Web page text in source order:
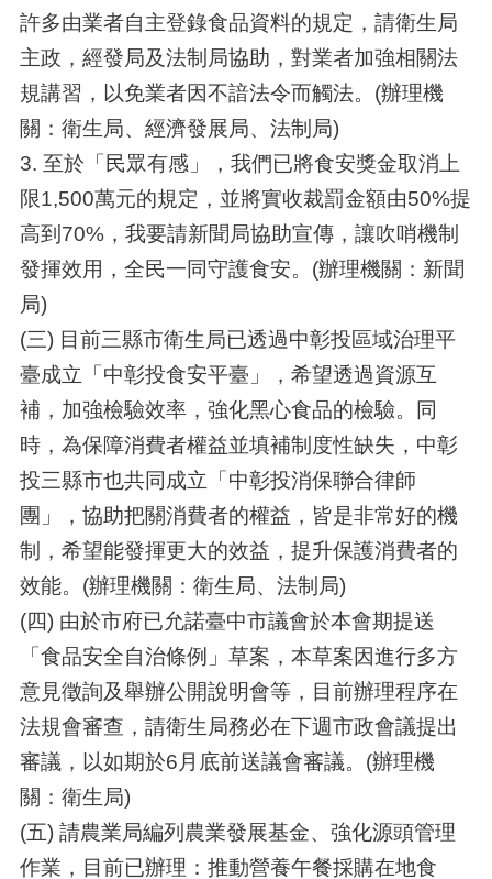
許多由業者自主登錄食品資料的規定，請衛生局
主政，經發局及法制局協助，對業者加強相關法
規講習，以免業者因不諳法令而觸法。(辦理機
關：衛生局、經濟發展局、法制局)
3. 至於「民眾有感」，我們已將食安獎金取消上
限1,500萬元的規定，並將實收裁罰金額由50%提
高到70%，我要請新聞局協助宣傳，讓吹哨機制
發揮效用，全民一同守護食安。(辦理機關：新聞
局)
(三) 目前三縣市衛生局已透過中彰投區域治理平
臺成立「中彰投食安平臺」，希望透過資源互
補，加強檢驗效率，強化黑心食品的檢驗。同
時，為保障消費者權益並填補制度性缺失，中彰
投三縣市也共同成立「中彰投消保聯合律師
團」，協助把關消費者的權益，皆是非常好的機
制，希望能發揮更大的效益，提升保護消費者的
效能。(辦理機關：衛生局、法制局)
(四) 由於市府已允諾臺中市議會於本會期提送
「食品安全自治條例」草案，本草案因進行多方
意見徵詢及舉辦公開說明會等，目前辦理程序在
法規會審查，請衛生局務必在下週市政會議提出
審議，以如期於6月底前送議會審議。(辦理機
關：衛生局)
(五) 請農業局編列農業發展基金、強化源頭管理
作業，目前已辦理：推動營養午餐採購在地食